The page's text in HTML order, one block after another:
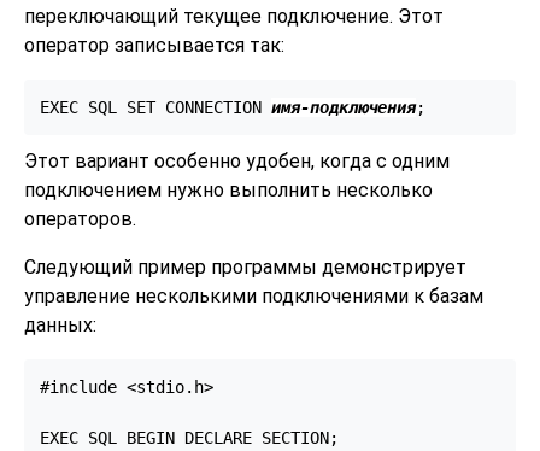
переключающий текущее подключение. Этот
оператор записывается так:
EXEC SQL SET CONNECTION имя-подключения;
Этот вариант особенно удобен, когда с одним
подключением нужно выполнить несколько
операторов.
Следующий пример программы демонстрирует
управление несколькими подключениями к базам
данных:
#include <stdio.h>
EXEC SQL BEGIN DECLARE SECTION;